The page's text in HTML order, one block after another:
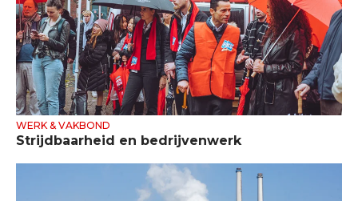
WERK & VAKBOND
Strijdbaarheid en bedrijvenwerk